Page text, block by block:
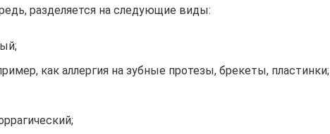
разделяется на следующие виды:
как аллергия на зубные протезы, брекеты, пластинки;